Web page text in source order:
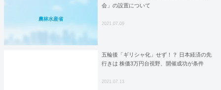
農林水産省
会」の設置について
2021.07.09
五輪後「ギリシャ化」せず！？ 日本経済の先
行きは 株価3万円台視野、開催成功が条件
2021.07.13